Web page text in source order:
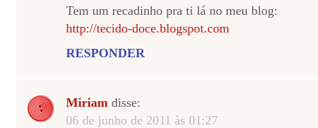
Tem um recadinho pra ti lá no meu blog:
http://tecido-doce.blogspot.com
RESPONDER
Miriam disse:
06 de junho de 2011 às 01:27